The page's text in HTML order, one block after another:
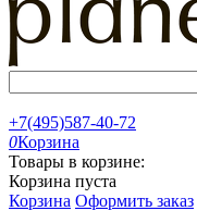
+7(495)587-40-72
0Корзина
Товары в корзине:
Корзина пуста
Корзина Оформить заказ